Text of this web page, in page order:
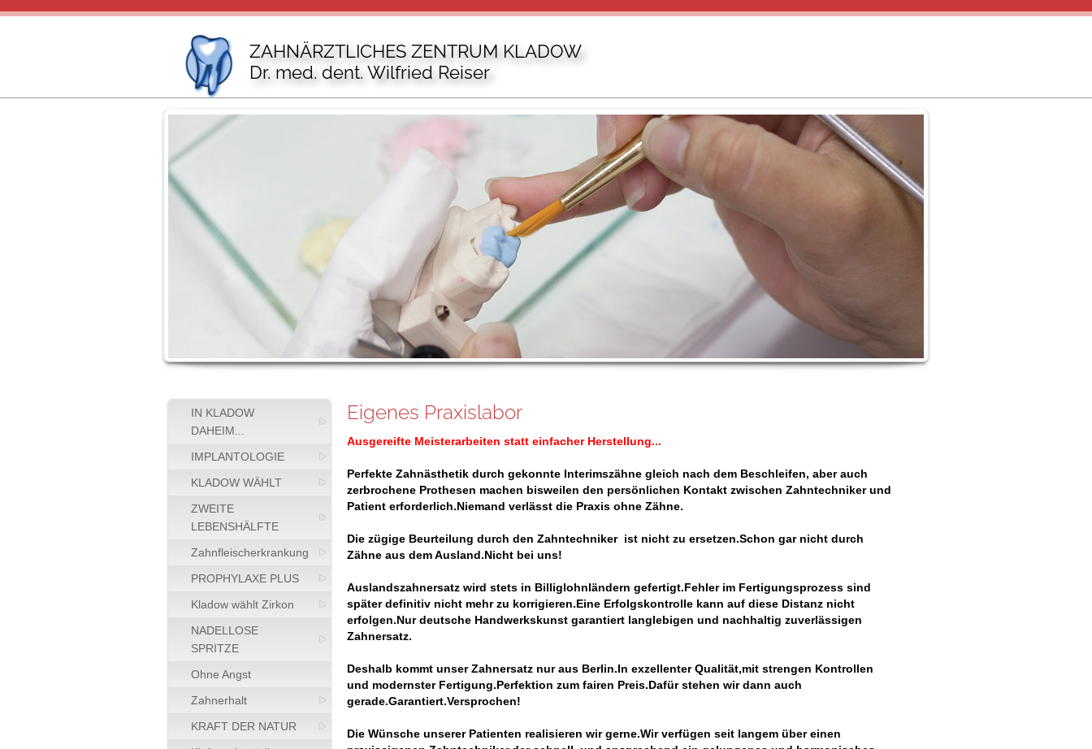
ZAHNÄRZTLICHES ZENTRUM KLADOW
Dr. med. dent. Wilfried Reiser
Telefon 030 3657827
Sakrower Landstr. 23 (zentral gegenüber der Pizzeria Alberto) · 14089 Berlin-Kladow
IN KLADOW
DAHEIM...
IMPLANTOLOGIE
KLADOW WÄHLT
ZWEITE
LEBENSHÄLFTE
Zahnfleischerkrankung
PROPHYLAXE PLUS
Kladow wählt Zirkon
NADELLOSE
SPRITZE
Ohne Angst
Zahnerhalt
KRAFT DER NATUR
Eigenes Praxislabor
Ausgereifte Meisterarbeiten statt einfacher Herstellung...
Perfekte Zahnästhetik durch gekonnte Interimszähne gleich nach dem Beschleifen, aber auch
zerbrochene Prothesen machen bisweilen den persönlichen Kontakt zwischen Zahntechniker und
Patient erforderlich.Niemand verlässt die Praxis ohne Zähne.
Die zügige Beurteilung durch den Zahntechniker ist nicht zu ersetzen.Schon gar nicht durch
Zähne aus dem Ausland.Nicht bei uns!
Auslandszahnersatz wird stets in Billiglohnländern gefertigt.Fehler im Fertigungsprozess sind
später definitiv nicht mehr zu korrigieren.Eine Erfolgskontrolle kann auf diese Distanz nicht
erfolgen.Nur deutsche Handwerkskunst garantiert langlebigen und nachhaltig zuverlässigen
Zahnersatz.
Deshalb kommt unser Zahnersatz nur aus Berlin.In exzellenter Qualität,mit strengen Kontrollen
und modernster Fertigung.Perfektion zum fairen Preis.Dafür stehen wir dann auch
gerade.Garantiert.Versprochen!
Die Wünsche unserer Patienten realisieren wir gerne.Wir verfügen seit langem über einen